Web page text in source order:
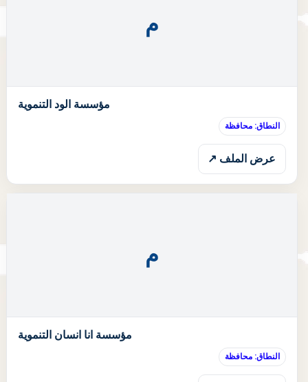
م
مؤسسة الود التنموية
النطاق: محافظة
عرض الملف ↗
م
مؤسسة انا انسان التنموية
النطاق: محافظة